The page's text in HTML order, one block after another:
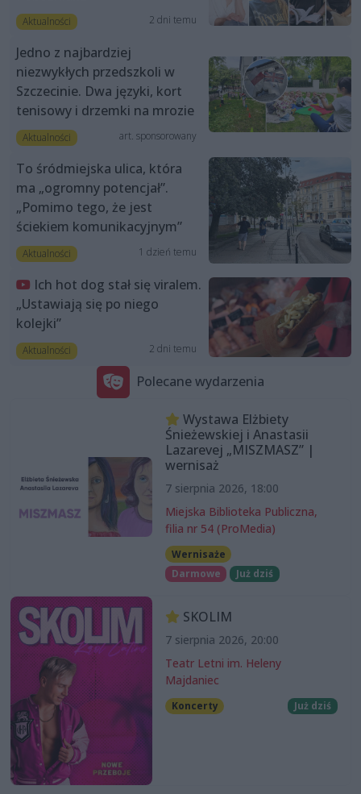
Aktualności 2 dni temu
Jedno z najbardziej
niezwykłych przedszkoli w
Szczecinie. Dwa języki, kort
tenisowy i drzemki na mrozie
Aktualności art. sponsorowany
To śródmiejska ulica, która
ma „ogromny potencjał”.
„Pomimo tego, że jest
ściekiem komunikacyjnym”
Aktualności 1 dzień temu
Ich hot dog stał się viralem.
„Ustawiają się po niego
kolejki”
Aktualności 2 dni temu
Polecane wydarzenia
Wystawa Elżbiety
Śnieżewskiej i Anastasii
Lazarevej „MISZMASZ” |
wernisaż
7 sierpnia 2026, 18:00
Miejska Biblioteka Publiczna,
filia nr 54 (ProMedia)
Wernisaże
Darmowe
Już dziś
SKOLIM
7 sierpnia 2026, 20:00
Teatr Letni im. Heleny
Majdaniec
Koncerty Już dziś